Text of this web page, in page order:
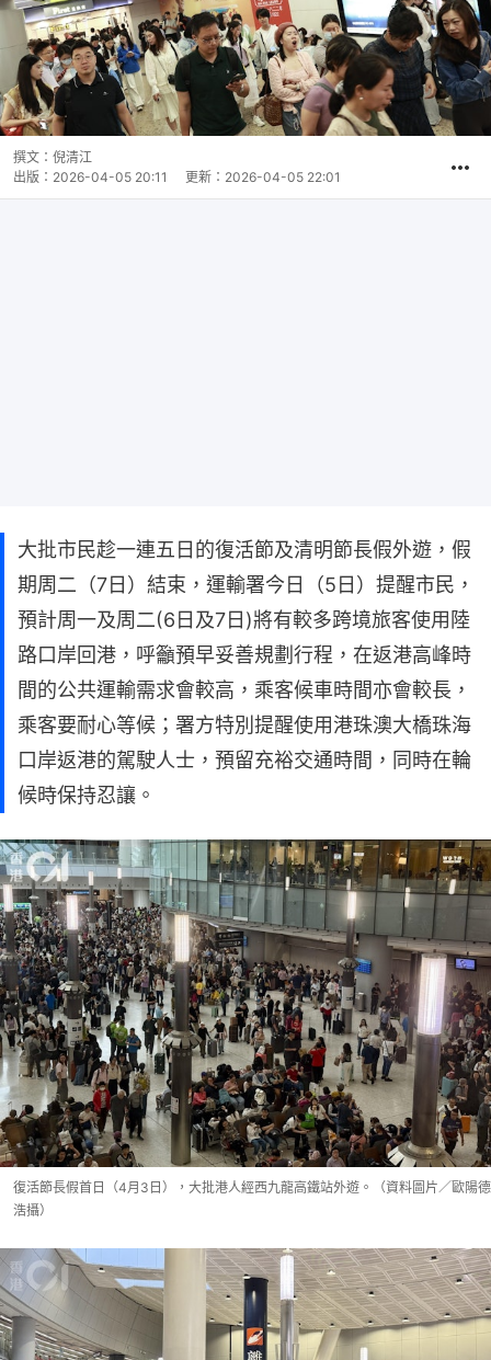
撰文： 倪清江
出版： 2026-04-05 20:11 更新： 2026-04-05 22:01
大批市民趁一連五日的復活節及清明節長假外遊，假
期周二（7日）結束，運輸署今日（5日）提醒市民，
預計周一及周二(6日及7日)將有較多跨境旅客使用陸
路口岸回港，呼籲預早妥善規劃行程，在返港高峰時
間的公共運輸需求會較高，乘客候車時間亦會較長，
乘客要耐心等候；署方特別提醒使用港珠澳大橋珠海
口岸返港的駕駛人士，預留充裕交通時間，同時在輪
候時保持忍讓。
復活節長假首日（4月3日），大批港人經西九龍高鐵站外遊。（資料圖片／歐陽德
浩攝）